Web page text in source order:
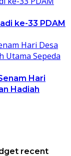
ke-33 PDAM
Hari
Hadiah
recent